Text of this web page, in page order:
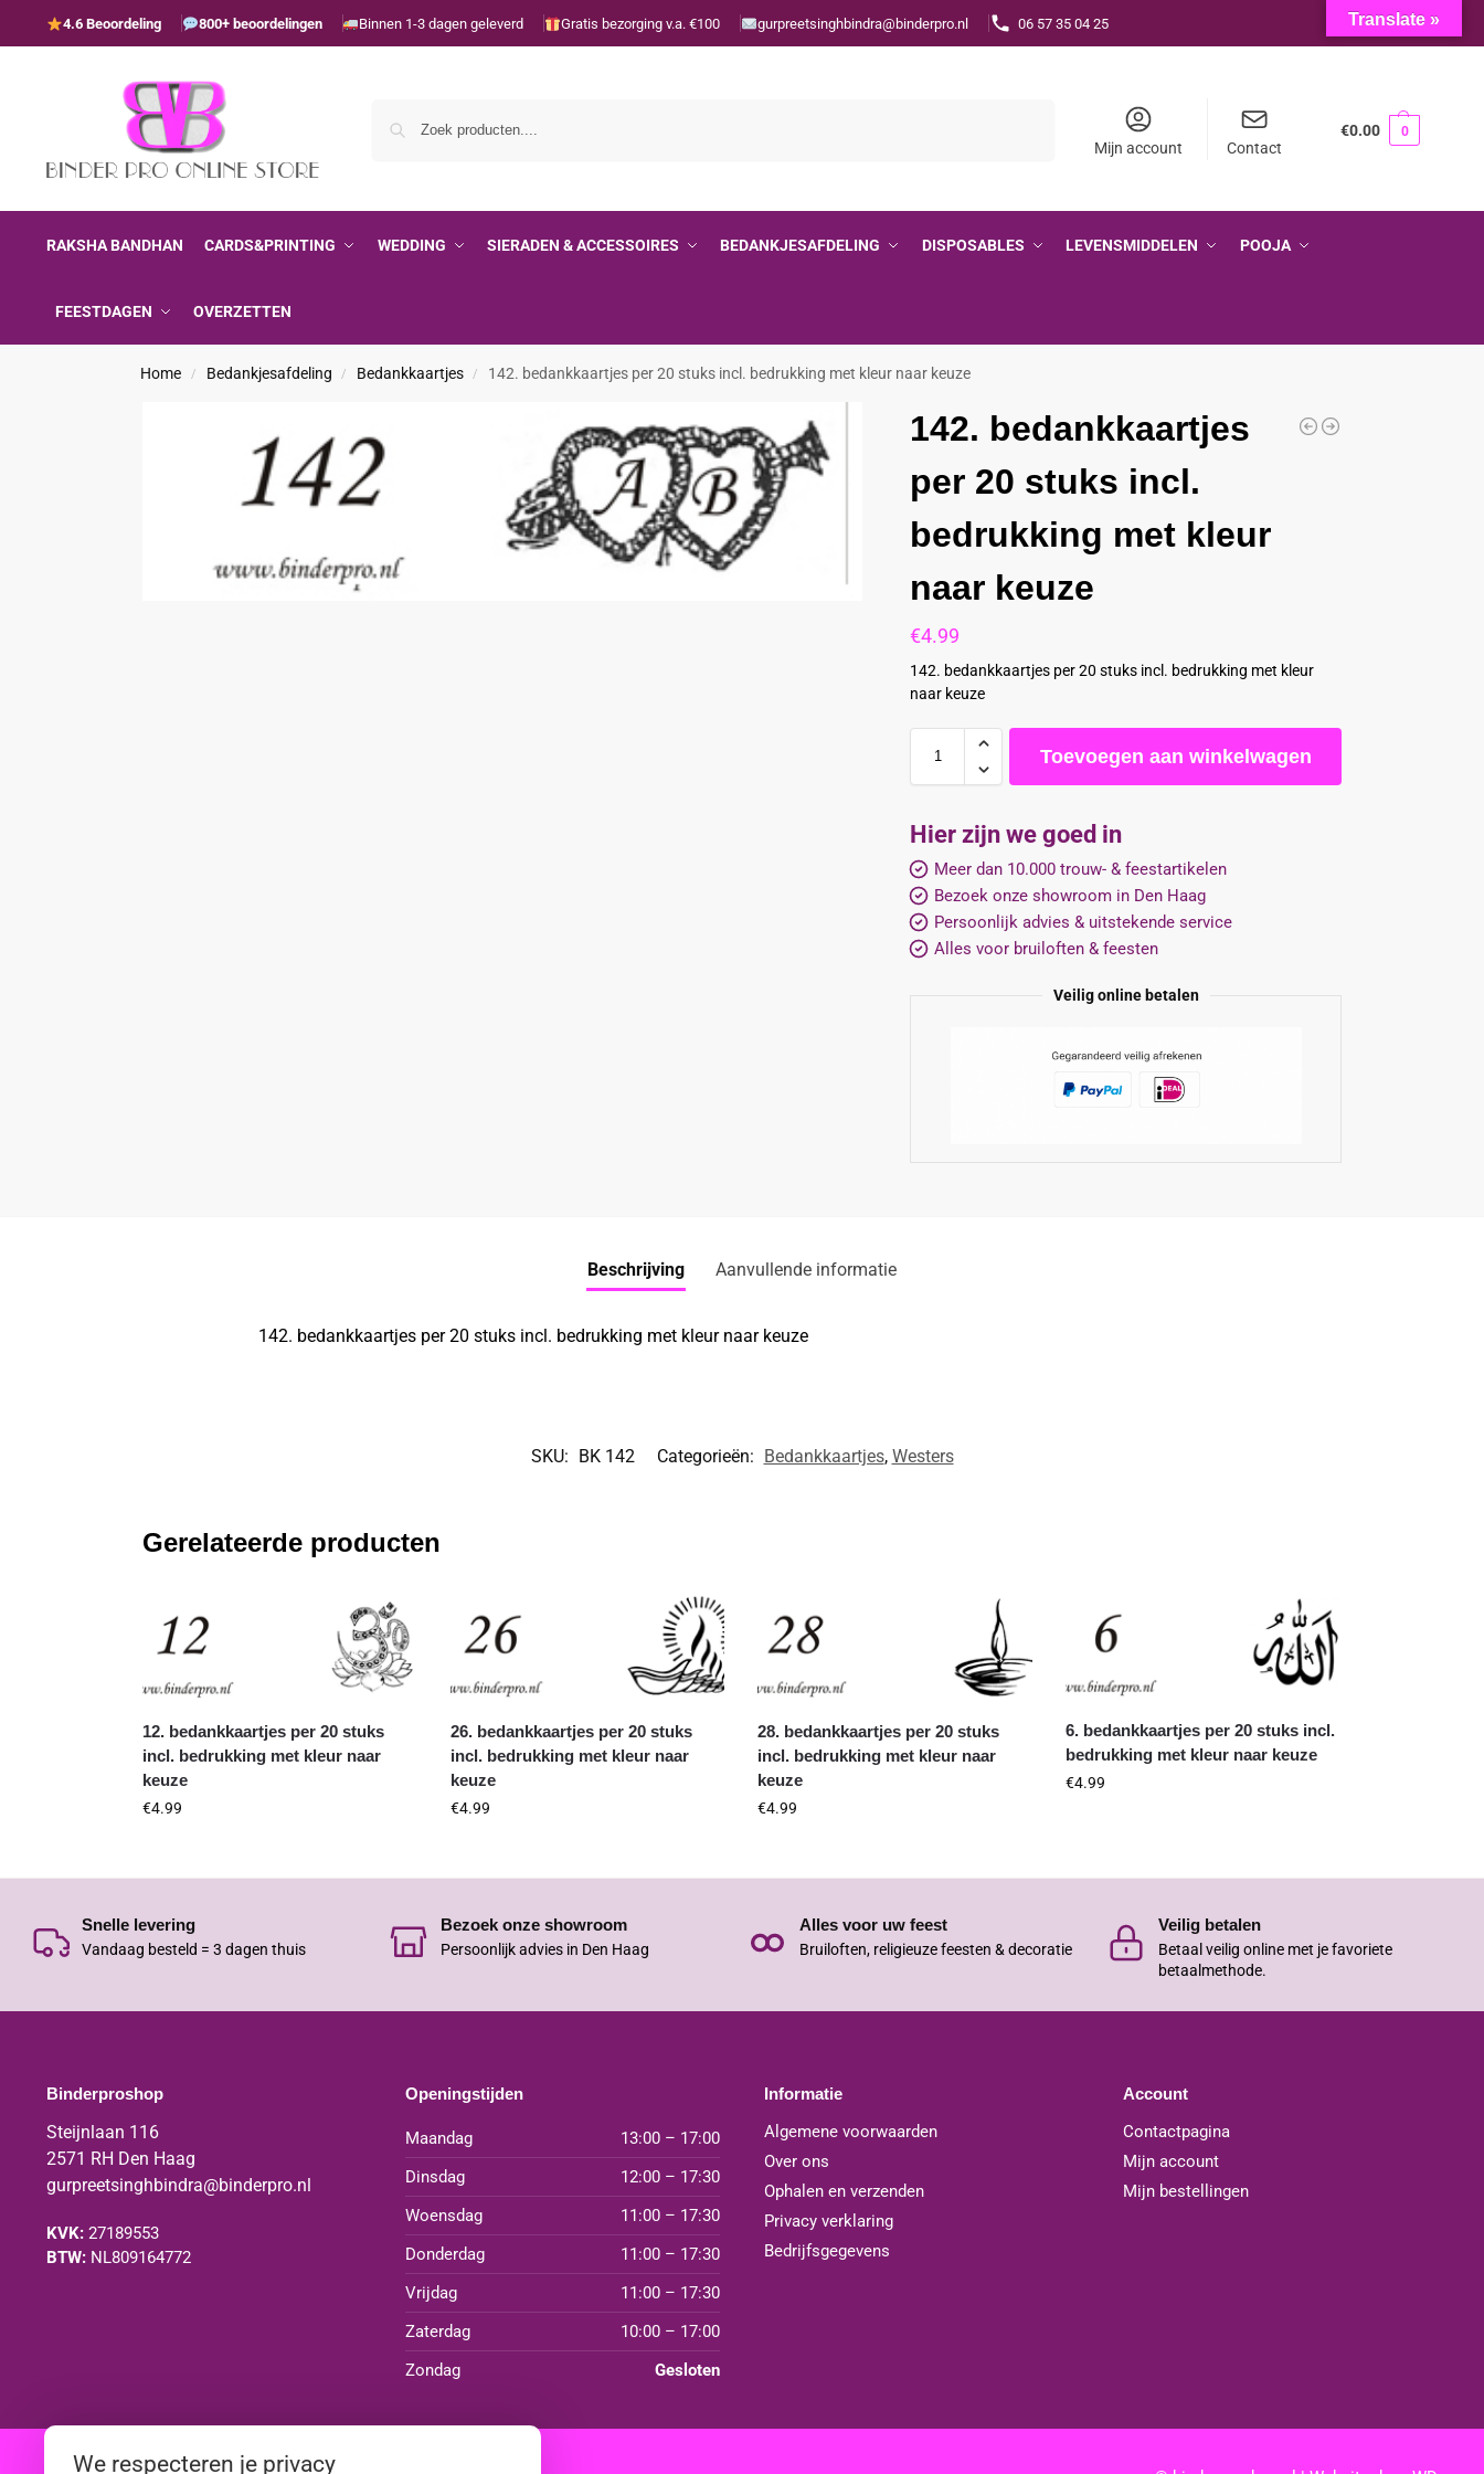
4.6 Beoordeling 800+ beoordelingen Binnen 1-3 dagen geleverd Gratis bezorging v.a. €100 gurpreetsinghbindra@binderpro.nl 06 57 35 04 25
Mijn account Contact
€0.00 0
RAKSHA BANDHAN CARDS&PRINTING WEDDING SIERADEN & ACCESSOIRES BEDANKJESAFDELING DISPOSABLES LEVENSMIDDELEN POOJA
FEESTDAGEN OVERZETTEN
Home / Bedankjesafdeling / Bedankkaartjes / 142. bedankkaartjes per 20 stuks incl. bedrukking met kleur naar keuze
142. bedankkaartjes
per 20 stuks incl.
bedrukking met kleur
naar keuze
€4.99
142. bedankkaartjes per 20 stuks incl. bedrukking met kleur
naar keuze
Toevoegen aan winkelwagen
Hier zijn we goed in
Meer dan 10.000 trouw- & feestartikelen
Bezoek onze showroom in Den Haag
Persoonlijk advies & uitstekende service
Alles voor bruiloften & feesten
Veilig online betalen
Beschrijving Aanvullende informatie
142. bedankkaartjes per 20 stuks incl. bedrukking met kleur naar keuze
SKU: BK 142 Categorieën: Bedankkaartjes, Westers
Gerelateerde producten
12. bedankkaartjes per 20 stuks
incl. bedrukking met kleur naar
keuze
€4.99
26. bedankkaartjes per 20 stuks
incl. bedrukking met kleur naar
keuze
€4.99
28. bedankkaartjes per 20 stuks
incl. bedrukking met kleur naar
keuze
€4.99
6. bedankkaartjes per 20 stuks incl.
bedrukking met kleur naar keuze
€4.99
Snelle levering
Vandaag besteld = 3 dagen thuis
Bezoek onze showroom
Persoonlijk advies in Den Haag
Alles voor uw feest
Bruiloften, religieuze feesten & decoratie
Veilig betalen
Betaal veilig online met je favoriete
betaalmethode.
Binderproshop
Steijnlaan 116
2571 RH Den Haag
gurpreetsinghbindra@binderpro.nl
KVK:27189553
BTW:NL809164772
Openingstijden
Maandag
13:00 – 17:00
Dinsdag
12:00 – 17:30
Woensdag
11:00 – 17:30
Donderdag
11:00 – 17:30
Vrijdag
11:00 – 17:30
Zaterdag
10:00 – 17:00
Zondag
Gesloten
Informatie
Algemene voorwaarden
Over ons
Ophalen en verzenden
Privacy verklaring
Bedrijfsgegevens
Account
Contactpagina
Mijn account
Mijn bestellingen
Translate »
We respecteren je privacy